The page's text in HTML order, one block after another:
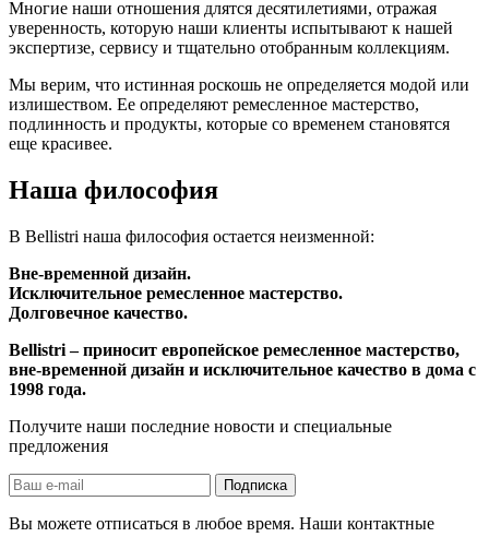
Многие наши отношения длятся десятилетиями, отражая
уверенность, которую наши клиенты испытывают к нашей
экспертизе, сервису и тщательно отобранным коллекциям.
Мы верим, что истинная роскошь не определяется модой или
излишеством. Ее определяют ремесленное мастерство,
подлинность и продукты, которые со временем становятся
еще красивее.
Наша философия
В Bellistri наша философия остается неизменной:
Вне-временной дизайн.
Исключительное ремесленное мастерство.
Долговечное качество.
Bellistri – приносит европейское ремесленное мастерство,
вне-временной дизайн и исключительное качество в дома с
1998 года.
Получите наши последние новости и специальные
предложения
Вы можете отписаться в любое время. Наши контактные